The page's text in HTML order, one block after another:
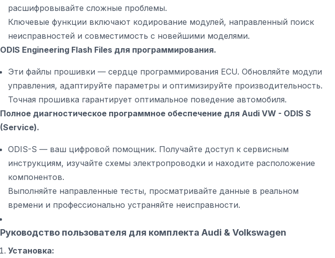
расшифровывайте сложные проблемы.
Ключевые функции включают кодирование модулей, направленный поиск
неисправностей и совместимость с новейшими моделями.
ODIS Engineering Flash Files для программирования.
Эти файлы прошивки — сердце программирования ECU. Обновляйте модули
управления, адаптируйте параметры и оптимизируйте производительность.
Точная прошивка гарантирует оптимальное поведение автомобиля.
Полное диагностическое программное обеспечение для Audi VW - ODIS S
(Service).
ODIS-S — ваш цифровой помощник. Получайте доступ к сервисным
инструкциям, изучайте схемы электропроводки и находите расположение
компонентов.
Выполняйте направленные тесты, просматривайте данные в реальном
времени и профессионально устраняйте неисправности.
Руководство пользователя для комплекта Audi & Volkswagen
Установка: